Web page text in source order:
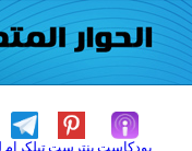
تيلكرامبنترست بودكاست